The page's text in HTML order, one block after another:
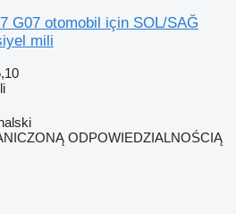
G07 otomobil için SOL/SAĞ
mili
ODPOWIEDZIALNOŚCIĄ